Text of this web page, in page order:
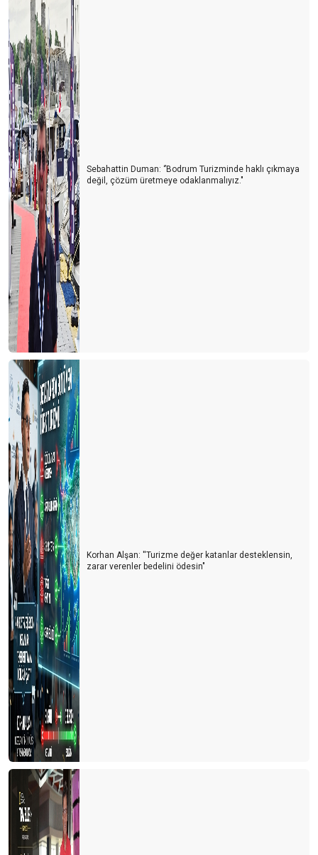
Turizm Türkiye'nin Yükselen Değeri: Fiyatlar Artarken Talep Niye
Hala Yüksek?
Afrika Turizm Forumu’nun ardından
Turizm siyaset üstünde olmalı
ITB BERLİN TURİZM FUARI’NIN ARDINDAN
Turizmi yük görüyorlar
Sharm El Sheik Belek’e rakip olabilir mi?
Antalya’da hayat pahalılığı yabancıları da panikletmeye başladı
Turizm nasıl gidiyor? İyi mi? Kötü mü?
Antalya turist sayısında rekorlar kırıyor ama lüks oteller neden
boş?
Antalya oldu Dolaristan
Turizm Yazarları ile buluşma ve Yıldıray Karaer
Siyasetin turizme bakış açısı
ITB Berlin Turizm Fuarının ardından
Otelciler arada kaldı
Otelciler, depremzedelerin yaralarını sarıyor
Turizmde 2022’nin Ardından 2023 yılı beklentileri
Konaklama vergisi muamması sürüyor
1 Milyon turist nerede?
Turist sayısı arttıkça kazalar da artıyor
Doldur boşalt turizmi
THY'de neler oluyor?
Tur otobüsleri kazaları artmaya başladı
Kastamonu'ya yolumuz düştü
Türkiye'de cruise turları neden artmıyor?
Avrupa'da tanıtım elçisi
Memur ve Emekli Antalya'dan kaçıyor
Turist olarak değil yerleşmeye geliyorlar
Turizmci desteğe muhtaç
Dünya Antalyayı izledi
Savaş mı? Turizm mi?
Sebahattin Duman: ‘’Bodrum Turizminde haklı çıkmaya
değil, çözüm üretmeye odaklanmalıyız."
Korhan Alşan: ''Turizme değer katanlar desteklensin,
zarar verenler bedelini ödesin"